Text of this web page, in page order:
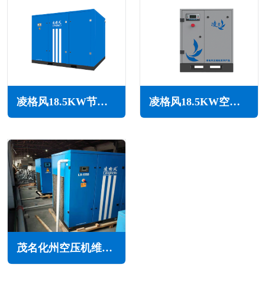
凌格风18.5KW节能空压机LS系列 凌格风18.5KW空压机CS系列
茂名化州空压机维修保养